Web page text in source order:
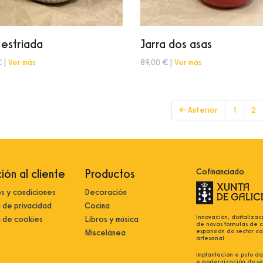
Ver más
Jarra dos asas
89,00 € | Ver más
← Anterior 1 2
al cliente
y condiciones
de privacidad
de cookies
Productos
Decoración
Cocina
Libros y música
Miscelánea
Cofinanciado
Innovación,
de novas fórmulas de
expansión do sector
artesanal
Implantación e pulo